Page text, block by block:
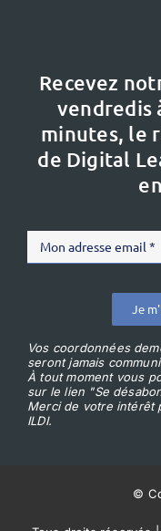
Recevez
vendredis
minutes, le
de Digital
Je
Vos coordonnées
seront jamais
À tout moment vous
sur le lien "Se
Merci de votre intérêt
ILDI.
©